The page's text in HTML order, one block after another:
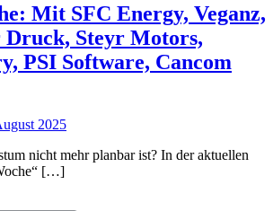
Mit SFC Energy, Veganz,
Steyr Motors,
PSI Software, Cancom
2025
nicht mehr planbar ist? In der aktuellen
[…]